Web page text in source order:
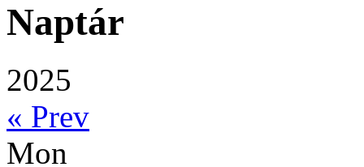
Naptár
2025
« Prev
Mon